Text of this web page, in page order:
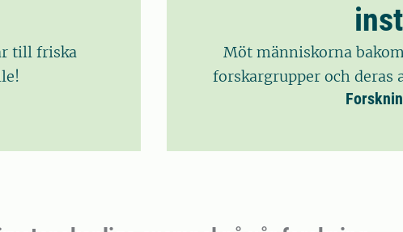
till friska
Möt människorna
forskargrupper och